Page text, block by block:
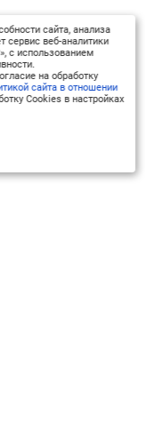
сайта, анализа
сервис веб-аналитики
с использованием
на обработку
сайта в отношении
Cookies в настройках